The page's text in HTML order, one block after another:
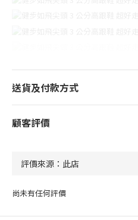
送貨及付款方式
顧客評價
尚未有任何評價